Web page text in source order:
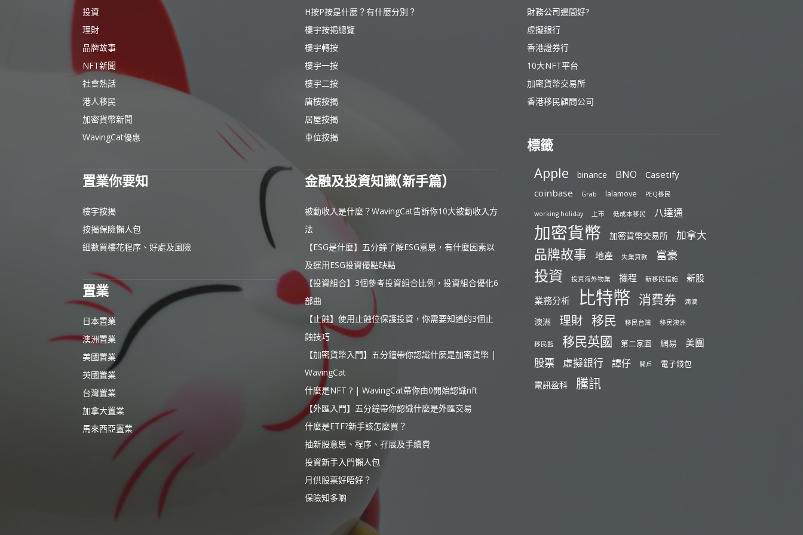
投資
理財
品牌故事
NFT新聞
社會熱話
港人移民
加密貨幣新聞
WavingCat優惠
置業你要知
樓宇按揭
按揭保險懶人包
細數買樓花程序、好處及風險
置業
日本置業
澳洲置業
美國置業
英國置業
台灣置業
加拿大置業
馬來西亞置業
H按P按是什麼？有什麼分別？
樓宇按揭總覽
樓宇轉按
樓宇一按
樓宇二按
唐樓按揭
居屋按揭
車位按揭
金融及投資知識(新手篇)
被動收入是什麼？WavingCat告訴你10大被動收入方
法
【ESG是什麼】五分鐘了解ESG意思，有什麼因素以
及運用ESG投資優點缺點
【投資組合】3個參考投資組合比例，投資組合優化6
部曲
【止蝕】使用止蝕位保護投資，你需要知道的3個止
蝕技巧
【加密貨幣入門】五分鐘帶你認識什麼是加密貨幣 |
WavingCat
什麼是NFT ? | WavingCat帶你由0開始認識nft
【外匯入門】五分鐘帶你認識什麼是外匯交易
什麼是ETF?新手該怎麼買？
抽新股意思、程序、孖展及手續費
投資新手入門懶人包
月供股票好唔好？
保險知多啲
財務公司邊間好?
虛擬銀行
香港證券行
10大NFT平台
加密貨幣交易所
香港移民顧問公司
標籤
Apple binance BNO
Casetify
coinbase
Grab lalamove PEQ移民
working holiday 上市 低成本移民 八達通
加密貨幣 加密貨幣交易所 加拿大
品牌故事 地產 失業貸款 富豪
投資 投資海外物業 攜程 新移民措施
新股
業務分析
比特幣 消費券 滴滴
澳洲 理財 移民 移民台灣 移民澳洲
移民監 移民英國 第二家園 網易 美團
股票 虛擬銀行 譚仔 開戶 電子錢包
電訊盈科 騰訊